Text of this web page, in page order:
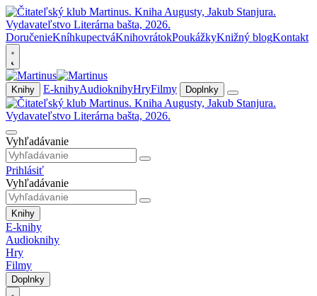
DoručenieKníhkupectváKnihovrátokPoukážkyKnižný blogKontakt
Knihy E-knihyAudioknihyHryFilmy Doplnky
Vyhľadávanie
Prihlásiť
Vyhľadávanie
Knihy
E-knihy
Audioknihy
Hry
Filmy
Doplnky